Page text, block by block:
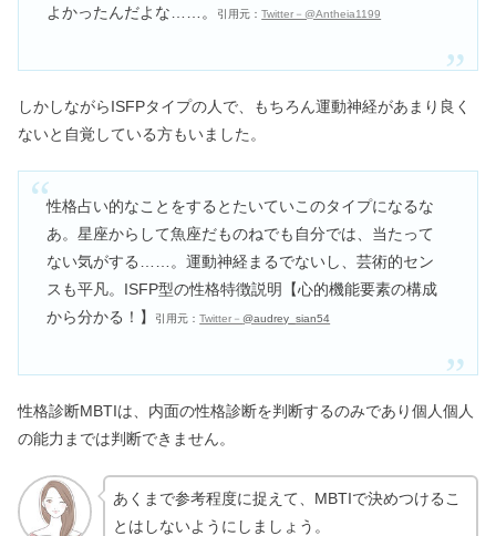
よかったんだよな……。
引用元：Twitter－@Antheia1199
しかしながらISFPタイプの人で、もちろん運動神経があまり良く
ないと自覚している方もいました。
性格占い的なことをするとたいていこのタイプになるな
あ。星座からして魚座だものねでも自分では、当たって
ない気がする……。運動神経まるでないし、芸術的セン
スも平凡。ISFP型の性格特徴説明【心的機能要素の構成
から分かる！】
引用元：Twitter－@audrey_sian54
性格診断MBTIは、内面の性格診断を判断するのみであり個人個人
の能力までは判断できません。
あくまで参考程度に捉えて、MBTIで決めつけるこ
とはしないようにしましょう。